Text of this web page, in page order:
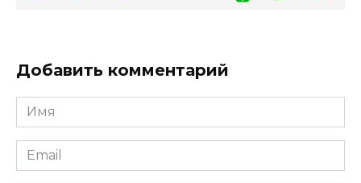
Добавить комментарий
Имя
*
Email
*